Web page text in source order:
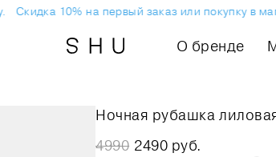
Скидка 10% на первый заказ или покупку в
О бренде
Ночная рубашка
4990 2490 руб.